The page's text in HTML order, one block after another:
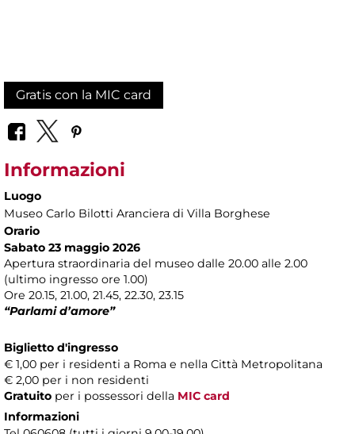
Gratis con la MIC card
Informazioni
Luogo
Museo Carlo Bilotti Aranciera di Villa Borghese
Orario
Sabato 23 maggio 2026
Apertura straordinaria del museo dalle 20.00 alle 2.00
(ultimo ingresso ore 1.00)
Ore 20.15, 21.00, 21.45, 22.30, 23.15
“Parlami d’amore”
Biglietto d'ingresso
€ 1,00 per i residenti a Roma e nella Città Metropolitana
€ 2,00 per i non residenti
Gratuito per i possessori della MIC card
Informazioni